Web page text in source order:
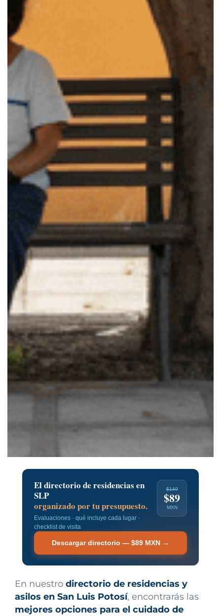
El directorio de residencias en
SLP
organizado por tu presupuesto.
Evaluaciones · qué incluye cada lugar ·
checklist de visita
$149
$89
MXN
Descargar directorio — $89 MXN →
En nuestro directorio de residencias y
asilos en San Luis Potosí, encontrarás las
mejores opciones para el cuidado de